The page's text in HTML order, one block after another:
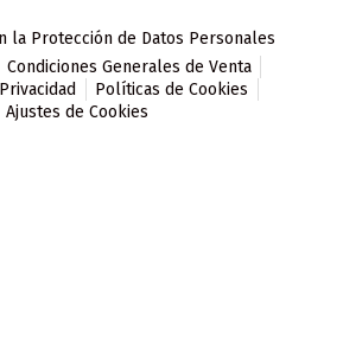
la Protección de Datos Personales
Condiciones Generales de Venta
Políticas de Cookies
Ajustes de Cookies